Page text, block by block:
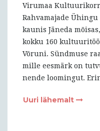
Virumaa
Rahvamajade
kaunis Jäneda
kokku 160
Võruni. Sündmuse
mille eesmärk on
nende loomingut.
Uuri lähemalt